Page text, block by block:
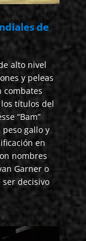
de
alto nivel
y peleas
combates
los títulos del
“Bam”
gallo y
en
nombres
Garner o
ser decisivo